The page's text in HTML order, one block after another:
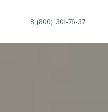
8 (800) 301-76-37